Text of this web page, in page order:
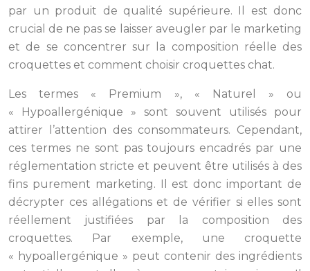
par un produit de qualité supérieure. Il est donc
crucial de ne pas se laisser aveugler par le marketing
et de se concentrer sur la composition réelle des
croquettes et comment choisir croquettes chat.
Les termes « Premium », « Naturel » ou
« Hypoallergénique » sont souvent utilisés pour
attirer l’attention des consommateurs. Cependant,
ces termes ne sont pas toujours encadrés par une
réglementation stricte et peuvent être utilisés à des
fins purement marketing. Il est donc important de
décrypter ces allégations et de vérifier si elles sont
réellement justifiées par la composition des
croquettes. Par exemple, une croquette
« hypoallergénique » peut contenir des ingrédients